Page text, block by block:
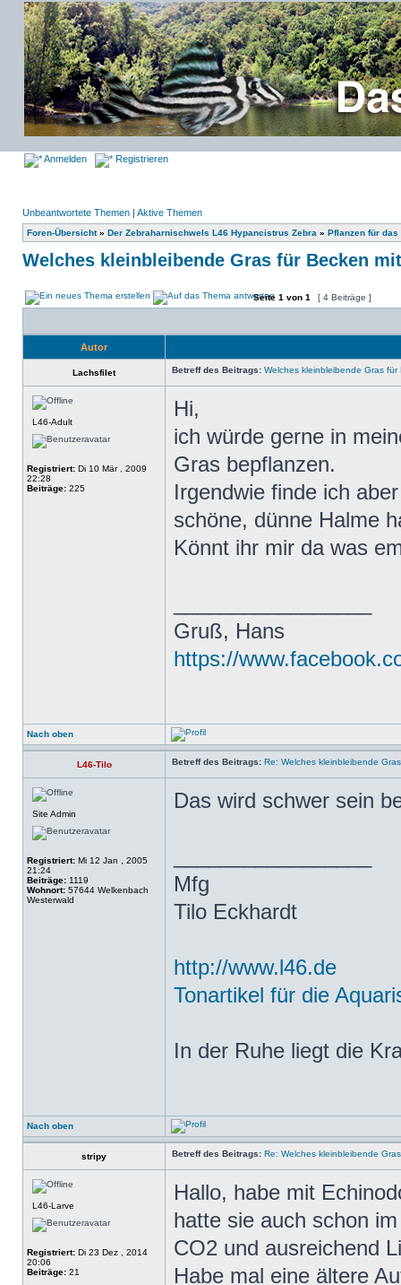
Anmelden Registrieren
Unbeantwortete Themen | Aktive Themen
Foren-Übersicht» Der Zebraharnischwels L46 Hypancistrus Zebra » Pflanzen für
Welches kleinbleibende Gras für Becken
Seite 1 von 1 [ 4 Beiträge ]
Autor
Lachsfilet Betreff des Beitrags: Welches kleinbleibende Gras für
L46-Adult
Registriert: Di 10 Mär , 2009
22:28
Beiträge: 225
Hi,
ich würde gerne in
Gras bepflanzen.
Irgendwie finde ich
schöne, dünne Halme
Könnt ihr mir da was
Gruß, Hans
https://
Nach oben
L46-Tilo Betreff des Beitrags: Re: Welches kleinbleibende
Site Admin
Registriert: Mi 12 Jan , 2005
21:24
Beiträge: 1119
Wohnort: 57644 Welkenbach
Westerwald
Das wird schwer sein
Mfg
Tilo Eckhardt
http://www.l46.de
Tonartikel für die
In der Ruhe liegt die
Nach oben
stripy Betreff des Beitrags: Re: Welches kleinbleibende
L46-Larve
Registriert: Di 23 Dez , 2014
20:06
Beiträge: 21
Hallo, habe mit
hatte sie auch schon
CO2 und ausreichend
Habe mal eine ältere